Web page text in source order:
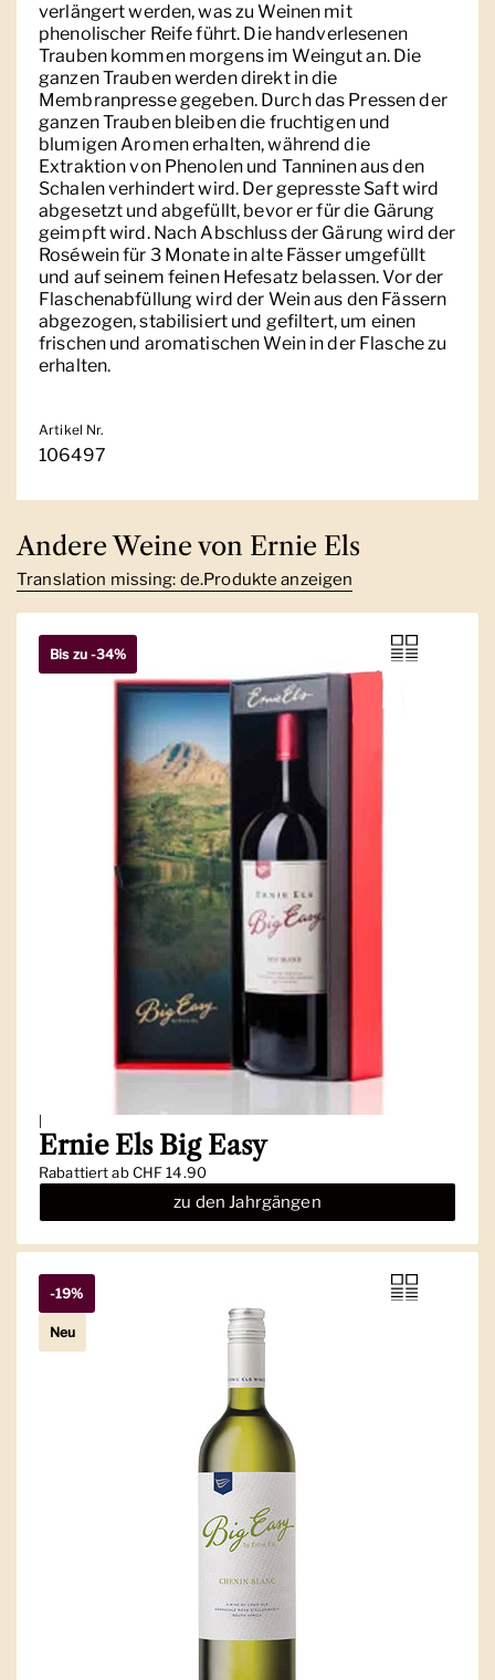
verlängert werden, was zu Weinen mit
phenolischer Reife führt. Die handverlesenen
Trauben kommen morgens im Weingut an. Die
ganzen Trauben werden direkt in die
Membranpresse gegeben. Durch das Pressen der
ganzen Trauben bleiben die fruchtigen und
blumigen Aromen erhalten, während die
Extraktion von Phenolen und Tanninen aus den
Schalen verhindert wird. Der gepresste Saft wird
abgesetzt und abgefüllt, bevor er für die Gärung
geimpft wird. Nach Abschluss der Gärung wird der
Roséwein für 3 Monate in alte Fässer umgefüllt
und auf seinem feinen Hefesatz belassen. Vor der
Flaschenabfüllung wird der Wein aus den Fässern
abgezogen, stabilisiert und gefiltert, um einen
frischen und aromatischen Wein in der Flasche zu
erhalten.
Artikel Nr.
106497
Andere Weine von Ernie Els
Translation missing: de.Produkte anzeigen
Ernie Els Big Easy
Regulärer Preis
Rabattiert ab CHF 14.90
zu den Jahrgängen
Bis zu -34%
-19%
Neu